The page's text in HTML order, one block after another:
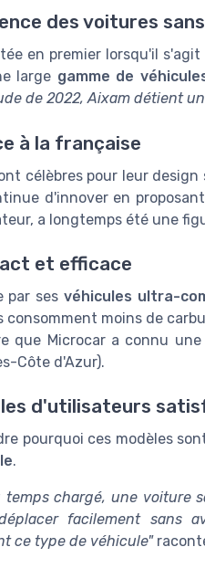
des voitures
en premier lorsqu'il
large gamme de
de 2022, Aixam détient
à la française
célèbres pour leur
d'innover en
a longtemps été une
et efficace
par ses véhicules ultra-
consomment moins de
que Microcar a connu
Côte d'Azur).
d'utilisateurs
pourquoi ces modèles
.
temps chargé, une voiture
facilement sans
ce type de véhicule"